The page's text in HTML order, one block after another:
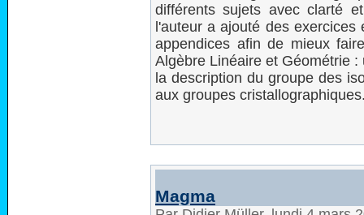
différents sujets avec clarté
l'auteur a ajouté des
appendices afin de mieux
Algèbre Linéaire et Géométrie
la description du groupe des
aux groupes
Magma